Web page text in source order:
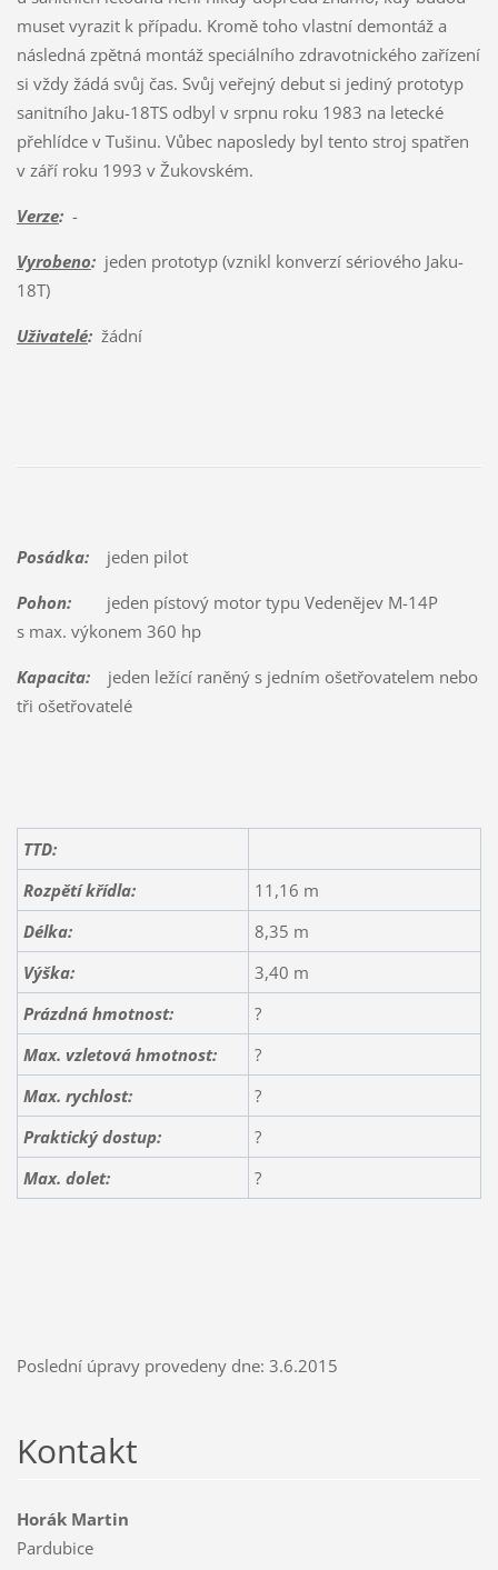
muset vyrazit k případu. Kromě toho vlastní demontáž a
následná zpětná montáž speciálního zdravotnického zařízení
si vždy žádá svůj čas. Svůj veřejný debut si jediný prototyp
sanitního Jaku-18TS odbyl v srpnu roku 1983 na letecké
přehlídce v Tušinu. Vůbec naposledy byl tento stroj spatřen
v září roku 1993 v Žukovském.
Verze:-
Vyrobeno:jeden prototyp (vznikl konverzí sériového Jaku-
18T)
Uživatelé:žádní
Posádka:jeden pilot
Pohon:jeden pístový motor typu Vedenějev M-14P
s max. výkonem 360 hp
Kapacita:jeden ležící raněný s jedním ošetřovatelem nebo
tři ošetřovatelé
TTD:
Rozpětí křídla:
11,16 m
Délka:
8,35 m
Výška:
3,40 m
Prázdná hmotnost:
?
Max. vzletová hmotnost:
?
Max. rychlost:
?
Praktický dostup:
?
Max. dolet:
?
Poslední úpravy provedeny dne: 3.6.2015
Kontakt
Horák Martin
Pardubice